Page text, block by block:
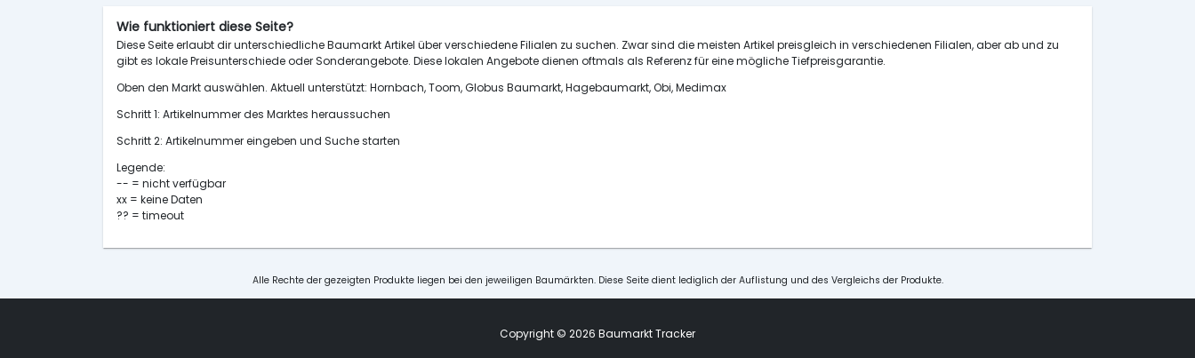
Wie funktioniert diese Seite?
Diese Seite erlaubt dir unterschiedliche Baumarkt Artikel über verschiedene Filialen zu suchen. Zwar sind die meisten Artikel preisgleich in verschiedenen Filialen, aber ab und zu
gibt es lokale Preisunterschiede oder Sonderangebote. Diese lokalen Angebote dienen oftmals als Referenz für eine mögliche Tiefpreisgarantie.
Oben den Markt auswählen. Aktuell unterstützt: Hornbach, Toom, Globus Baumarkt, Hagebaumarkt, Obi, Medimax
Schritt 1: Artikelnummer des Marktes heraussuchen
Schritt 2: Artikelnummer eingeben und Suche starten
Legende:
-- = nicht verfügbar
xx = keine Daten
?? = timeout
Alle Rechte der gezeigten Produkte liegen bei den jeweiligen Baumärkten. Diese Seite dient lediglich der Auflistung und des Vergleichs der Produkte.
Copyright © 2026 Baumarkt Tracker